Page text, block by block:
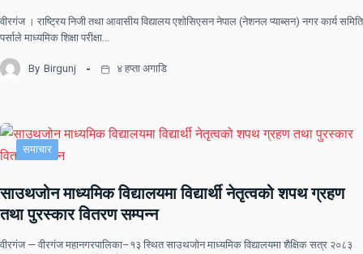
वीरगंज । राष्ट्रिय निजी तथा आवासीय विद्यालय एशोसिएसन नेपाल (नेशनल प्याब्सन) नगर कार्य समिति
पर्साले माध्यमिक शिक्षा परीक्षा…
By Birgunj ४ हप्ता अगाडि
समाचार
साउथजोन माध्यमिक विद्यालयमा विद्यार्थी नेतृत्वको शपथ ग्रहण
तथा पुरस्कार वितरण सम्पन्न
वीरगंज — वीरगंज महानगरपालिका–१३ स्थित साउथजोन माध्यमिक विद्यालयमा शैक्षिक सत्र २०८३